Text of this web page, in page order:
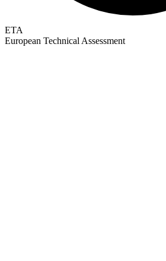
ETA
European Technical Assessment